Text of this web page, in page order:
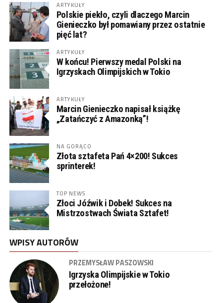
ARTYKUŁY
Polskie piekło, czyli dlaczego Marcin
Gienieczko był pomawiany przez ostatnie
pięć lat?
ARTYKUŁY
W końcu! Pierwszy medal Polski na
Igrzyskach Olimpijskich w Tokio
ARTYKUŁY
Marcin Gienieczko napisał książkę
„Zatańczyć z Amazonką”!
NA GORĄCO
Złota sztafeta Pań 4×200! Sukces
sprinterek!
TOP NEWS
Złoci Jóźwik i Dobek! Sukces na
Mistrzostwach Świata Sztafet!
WPISY AUTORÓW
PRZEMYSŁAW PASZOWSKI
Igrzyska Olimpijskie w Tokio
przełożone!